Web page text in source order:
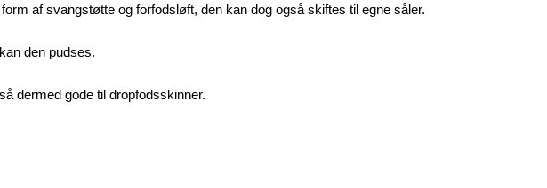
af svangstøtte og forfodsløft, den kan dog også skiftes til egne såler.
den pudses.
dermed gode til dropfodsskinner.